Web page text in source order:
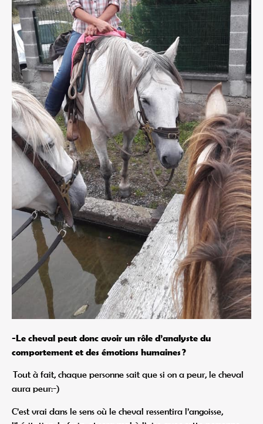
-Le cheval peut donc avoir un rôle d’analyste du
comportement et des émotions humaines ?
Tout à fait, chaque personne sait que si on a peur, le cheval
aura peur:-)
C’est vrai dans le sens où le cheval ressentira l’angoisse,